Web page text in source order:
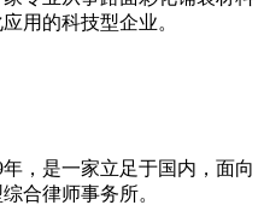
用的科技型企业。
，是一家立足于国内，面向
合律师事务所。